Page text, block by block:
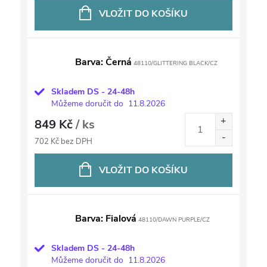
VLOŽIT DO KOŠÍKU
Barva: Černá 48110/GLITTERING BLACK/CZ
Skladem DS - 24-48h
Můžeme doručit do 11.8.2026
849 Kč/ ks
702 Kč bez DPH
VLOŽIT DO KOŠÍKU
Barva: Fialová 48110/DAWN PURPLE/CZ
Skladem DS - 24-48h
Můžeme doručit do 11.8.2026